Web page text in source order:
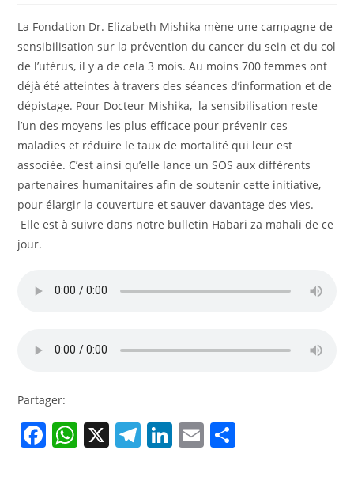
La Fondation Dr. Elizabeth Mishika mène une campagne de
sensibilisation sur la prévention du cancer du sein et du col
de l’utérus, il y a de cela 3 mois. Au moins 700 femmes ont
déjà été atteintes à travers des séances d’information et de
dépistage. Pour Docteur Mishika, la sensibilisation reste
l’un des moyens les plus efficace pour prévenir ces
maladies et réduire le taux de mortalité qui leur est
associée. C’est ainsi qu’elle lance un SOS aux différents
partenaires humanitaires afin de soutenir cette initiative,
pour élargir la couverture et sauver davantage des vies.
Elle est à suivre dans notre bulletin Habari za mahali de ce
jour.
Partager:
F
a
W
h
X T
el
Li
n
E
m